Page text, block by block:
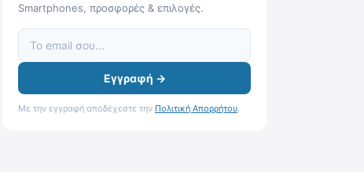
Smartphones, προσφορές & επιλογές.
Εγγραφή →
Με την εγγραφή αποδέχεστε την Πολιτική Απορρήτου.